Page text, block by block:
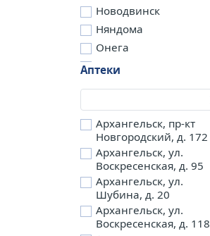
Новодвинск
Няндома
Онега
Северодвинск
д. Бережная
д. Петариха
д. Согра
п. Березник
п. Боброво
п. Вычегодский
п. Двинской,
Аптеки
Архангельск, пр-кт
Новгородский, д. 172
Архангельск, ул.
Воскресенская, д. 95
Архангельск, ул.
Шубина, д. 20
Архангельск, ул.
Воскресенская, д. 118